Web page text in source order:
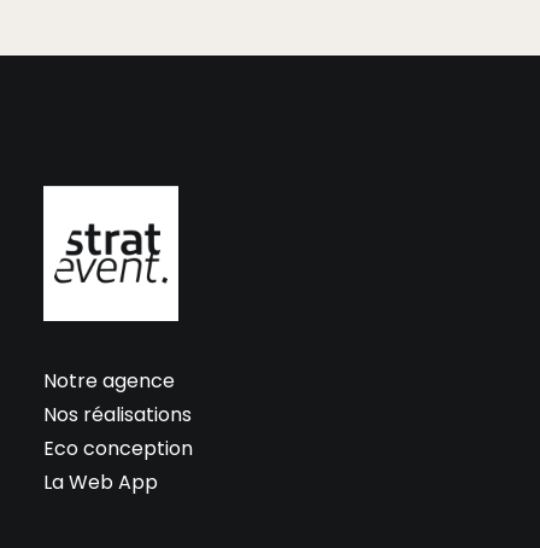
Notre agence
Nos réalisations
Eco conception
La Web App